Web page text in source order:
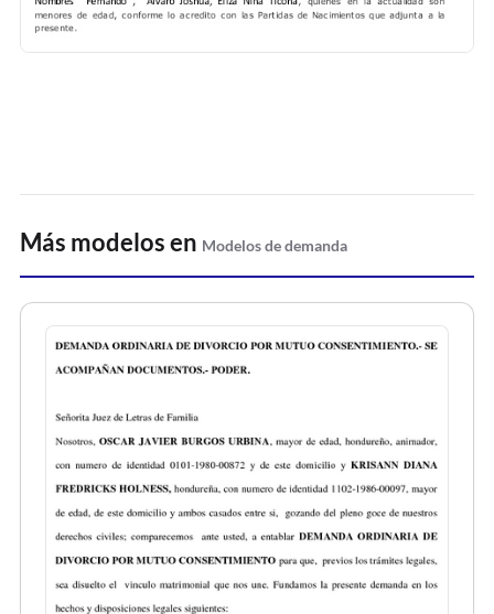
Más modelos en Modelos de demanda